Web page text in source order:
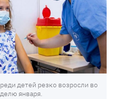
детей резко возросли во
января.